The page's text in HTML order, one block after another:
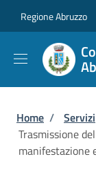
Regione Abruzzo
Briciole
Home / Servizi
Trasmissione
manifestazione